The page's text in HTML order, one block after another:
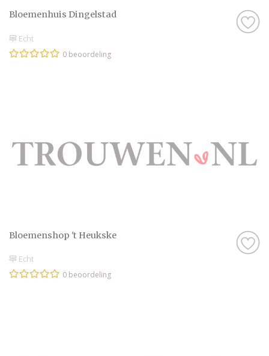
Bloemenhuis Dingelstad
Echt
0 beoordeling
Bloemenshop 't Heukske
Echt
0 beoordeling